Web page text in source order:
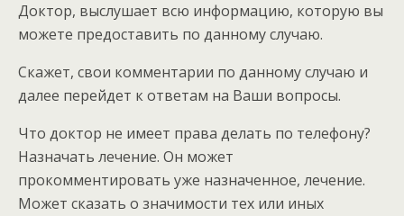
Доктор, выслушает всю информацию, которую вы
можете предоставить по данному случаю.
Скажет, свои комментарии по данному случаю и
далее перейдет к ответам на Ваши вопросы.
Что доктор не имеет права делать по телефону?
Назначать лечение. Он может
прокомментировать уже назначенное, лечение.
Может сказать о значимости тех или иных